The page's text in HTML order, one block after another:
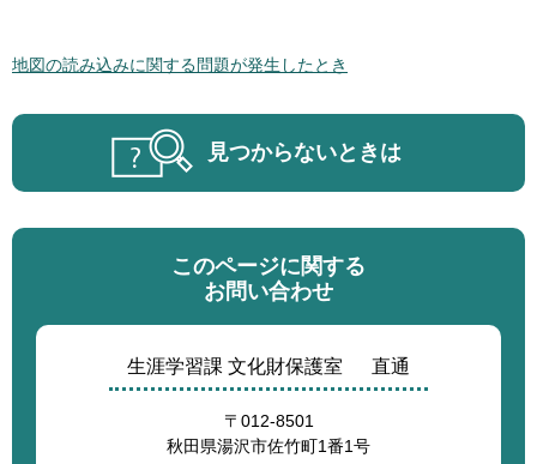
地図の読み込みに関する問題が発生したとき
見つからないときは
このページに関する
お問い合わせ
生涯学習課 文化財保護室 直通
〒012-8501
秋田県湯沢市佐竹町1番1号